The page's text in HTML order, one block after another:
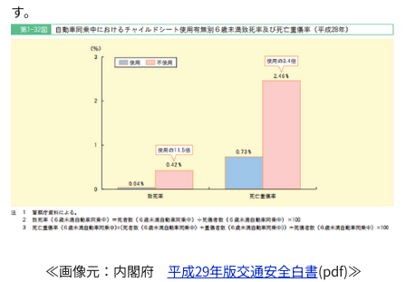
す。
≪画像元：内閣府 平成29年版交通安全白書(pdf)≫